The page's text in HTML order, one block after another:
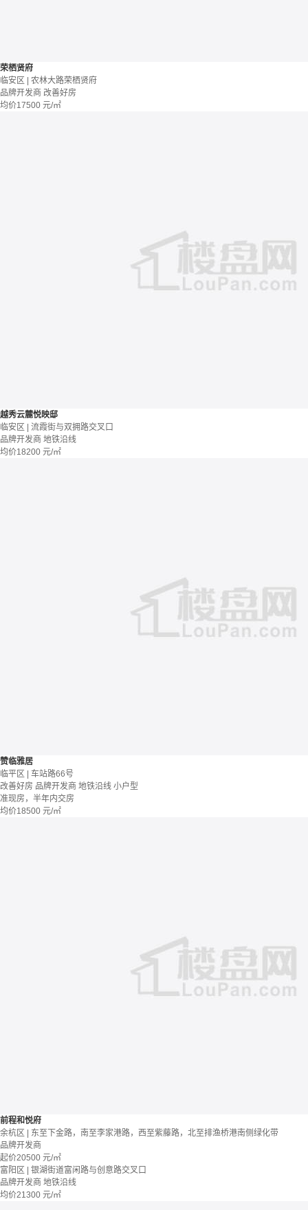
荣栖贤府
临安区 | 农林大路荣栖贤府
品牌开发商 改善好房
均价17500 元/㎡
越秀云麓悦映邸
临安区 | 流霞街与双拥路交叉口
品牌开发商 地铁沿线
均价18200 元/㎡
赞临雅居
临平区 | 车站路66号
改善好房 品牌开发商 地铁沿线 小户型
准现房，半年内交房
均价18500 元/㎡
前程和悦府
余杭区 | 东至下金路，南至李家港路，西至紫藤路，北至排渔桥港南侧绿化带
品牌开发商
起价20500 元/㎡
富阳区 | 银湖街道富闲路与创意路交叉口
品牌开发商 地铁沿线
均价21300 元/㎡